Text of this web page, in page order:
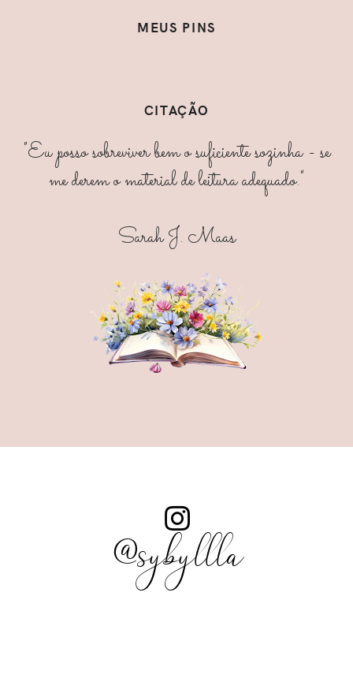
MEUS PINS
CITAÇÃO
"Eu posso sobreviver bem o suficiente sozinha - se
me derem o material de leitura adequado."
Sarah J. Maas
@sybyllla